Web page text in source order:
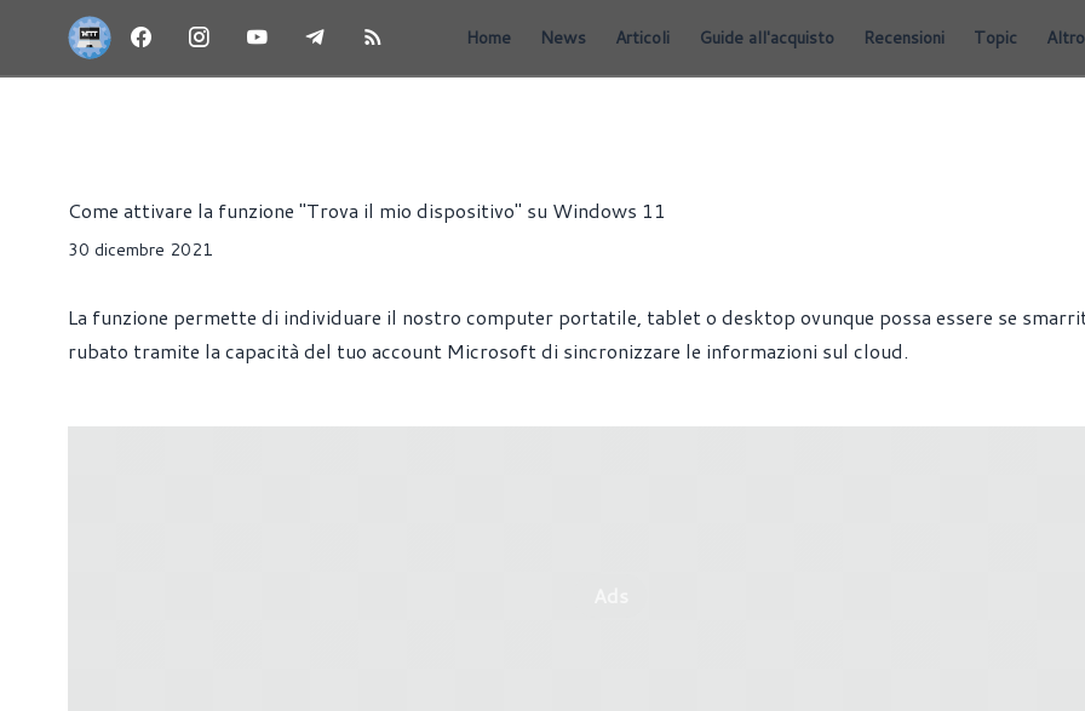
Home News Articoli Guide all'acquisto Recensioni Topic Altro
Come attivare la funzione "Trova il mio dispositivo" su Windows 11
30 dicembre 2021
La funzione permette di individuare il nostro computer portatile, tablet o desktop ovunque possa essere se
rubato tramite la capacità del tuo account Microsoft di sincronizzare le informazioni sul cloud.